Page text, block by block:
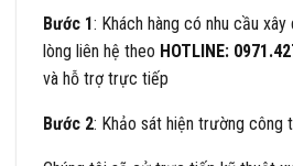
Bước 1: Khách hàng có nhu cầu
lòng liên hệ theo HOTLINE:
và hỗ trợ trực tiếp
Bước 2: Khảo sát hiện trường công